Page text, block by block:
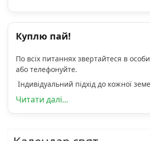
Куплю пай!
По всіх питаннях звертайтеся в
або телефонуйте.
Індивідуальний підхід до кожної
Читати далі...